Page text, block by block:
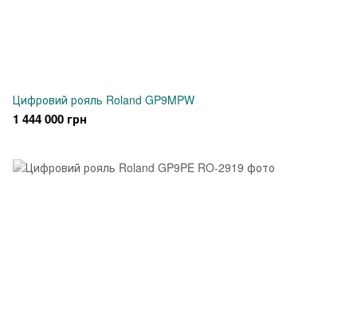
Цифровий рояль Roland GP9MPW
1 444 000 грн